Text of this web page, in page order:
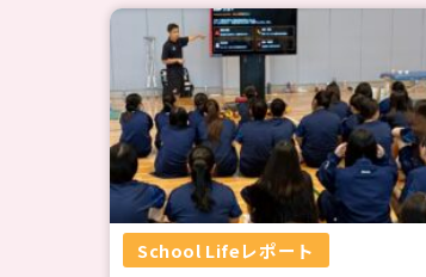
School Lifeレポート